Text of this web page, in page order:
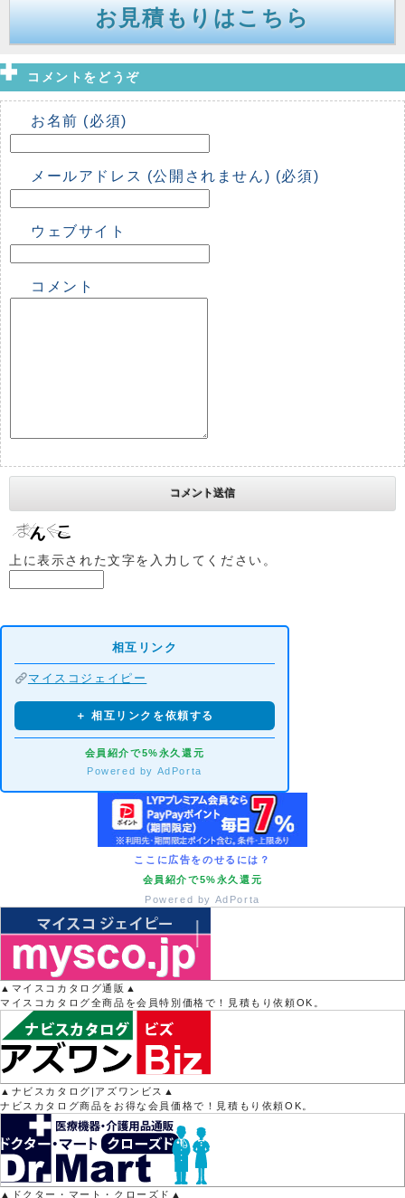
お見積もりはこちら
コメントをどうぞ
お名前 (必須)
メールアドレス (公開されません) (必須)
ウェブサイト
コメント
上に表示された文字を入力してください。
相互リンク
マイスコジェイピー
＋ 相互リンクを依頼する
会員紹介で5%永久還元
Powered by AdPorta
ここに広告をのせるには？
会員紹介で5%永久還元
Powered by AdPorta
▲マイスコカタログ通販▲
マイスコカタログ全商品を会員特別価格で！見積もり依頼OK。
▲ナビスカタログ|アズワンビス▲
ナビスカタログ商品をお得な会員価格で！見積もり依頼OK。
▲ドクター・マート・クローズド▲